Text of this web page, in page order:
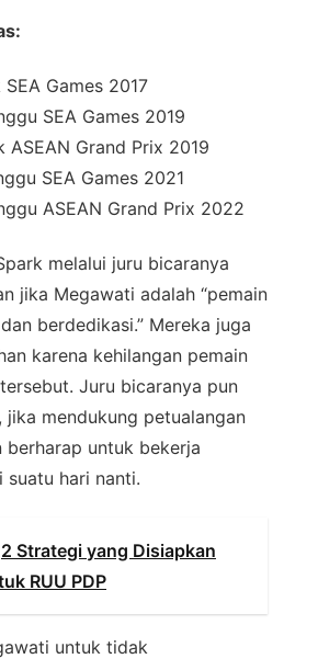
Games 2017
SEA Games 2019
ASEAN Grand Prix 2019
SEA Games 2021
ASEAN Grand Prix 2022
melalui juru bicaranya
jika Megawati adalah “pemain
berdedikasi.” Mereka juga
karena kehilangan pemain
Juru bicaranya pun
jika mendukung petualangan
berharap untuk bekerja
suatu hari nanti.
2 Strategi yang Disiapkan
RUU PDP
untuk tidak